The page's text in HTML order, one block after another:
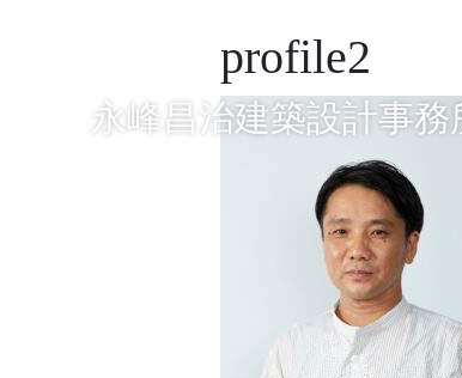
Main Navigation
永峰昌治建築設計事務
profile2